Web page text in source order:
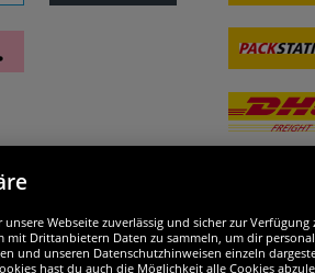
Webseite zuverlässig und sicher zur
mit Drittanbietern Daten zu sammeln, um dir
und unseren Datenschutzhinweisen einzeln
hast du auch die Möglichkeit alle Cookies